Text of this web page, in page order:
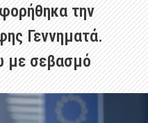
την
Γεννηματά.
με σεβασμό